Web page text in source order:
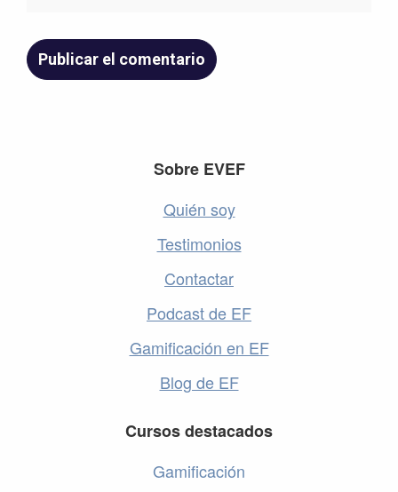
Sobre EVEF
Quién soy
Testimonios
Contactar
Podcast de EF
Gamificación en EF
Blog de EF
Cursos destacados
Gamificación